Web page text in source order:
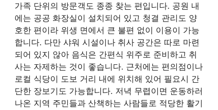
가족 단위의 방문객도 종종 찾는 편입니다. 공원 내
에는 공공 화장실이 설치되어 있고 청결 관리도 양
호한 편이라 위생 면에서 큰 불편 없이 이용이 가능
합니다. 다만 샤워 시설이나 취사 공간은 따로 마련
되어 있지 않아 음식은 간편식 위주로 준비하고 취
사는 자제하는 것이 좋습니다. 근처에는 편의점이나
로컬 식당이 도보 거리 내에 위치해 있어 필요시 간
단한 장보기도 가능합니다. 저녁 무렵이면 운동하러
나온 지역 주민들과 산책하는 사람들로 적당한 활기